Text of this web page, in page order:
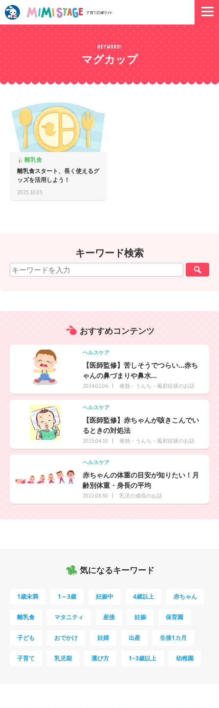
マグカップ
離乳食
離乳食スタート、長く使えるグ
ッズを活用しよう！
2025.10.03
キーワード検索
おすすめコンテンツ
ヘルスケア
【医師監修】苦しそうでつらい…赤ち
ゃんの鼻づまりや鼻水...
2024.02.06 発熱・うんち・風邪症状のお話
ヘルスケア
【医師監修】赤ちゃんが咳きこんでい
るときの対処法
2023.04.10 発熱・うんち・風邪症状のお話
ヘルスケア
赤ちゃんの体重の目安が知りたい！月
齢別体重・身長の平均
2022.08.30 乳児の成長のお話
気になるキーワード
1歳未満 1～3歳 妊娠中 4歳以上 赤ちゃん
離乳食 マタニティ 産後 妊娠 保育園
子ども おでかけ 妊婦 出産 生後1カ月
子育て 乳児期 選び方 1~3歳以上 幼稚園